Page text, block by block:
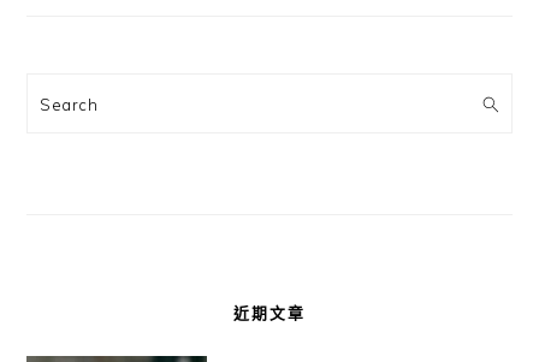
Search
近期文章